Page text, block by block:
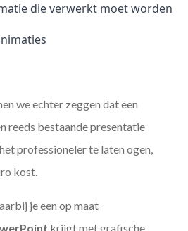
die verwerkt moet worden
we echter zeggen dat een
reeds bestaande presentatie
professioneler te laten ogen,
kost.
je een op maat
krijgt met grafische